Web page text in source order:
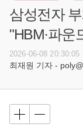
삼성전자
"HBM·파운
2026-06-08 20:30:05
최재원 기자 -